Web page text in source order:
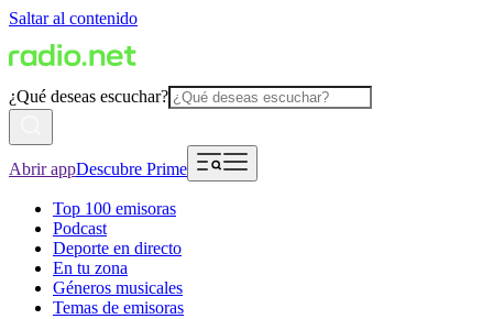
Saltar al contenido
¿Qué deseas escuchar?
Abrir appDescubre Prime
Top 100 emisoras
Podcast
Deporte en directo
En tu zona
Géneros musicales
Temas de emisoras